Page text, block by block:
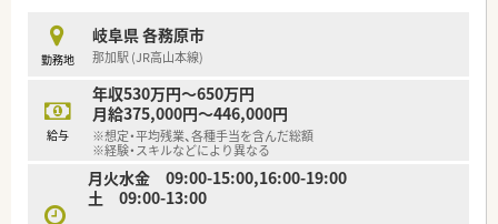
【こんな取り組みをしています】
■研修認定薬剤師の資格取得や一般用医薬品学習のための費用
負担など、継続的な学習を支援するバックアップ体制がありま
す。
■外部の学会や研修に参加する際の費用として、年2回の補助金
支給制度を設けており、意欲的な自己研鑽を応援しています。
■くるみん認定を複数回取得しており、男性の育児休業取得率も
高く、性別を問わず子育てしやすい環境整備を進めております。
勤務地
岐阜県 各務原市
那加駅 (JR高山本線)
給与
年収530万円～650万円
月給375,000円～446,000円
※想定・平均残業、各種手当を含んだ総額
※経験・スキルなどにより異なる
月火水金 09:00-15:00,16:00-19:00
土 09:00-13:00